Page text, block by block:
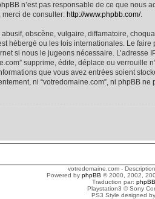
n’est pas responsable de ce que nous
de consulter: http://www.phpbb.com/.
obscène, vulgaire, diffamatoire,
hébergé ou les lois internationales. Le
si nous le jugeons nécessaire.
supprime, édite, déplace ou verrouille
que vous avez entrées soient
ni “votredomaine.com”, ni phpBB
votredomaine.com -
Powered by phpBB © 2000, 2002,
Traduction par:
Playstation3 © Sony
PS3 Style designed by